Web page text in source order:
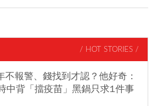
/ HOT STORIES /
報警、錢找到才認？他好奇：
中背「擋疫苗」黑鍋只求1件事